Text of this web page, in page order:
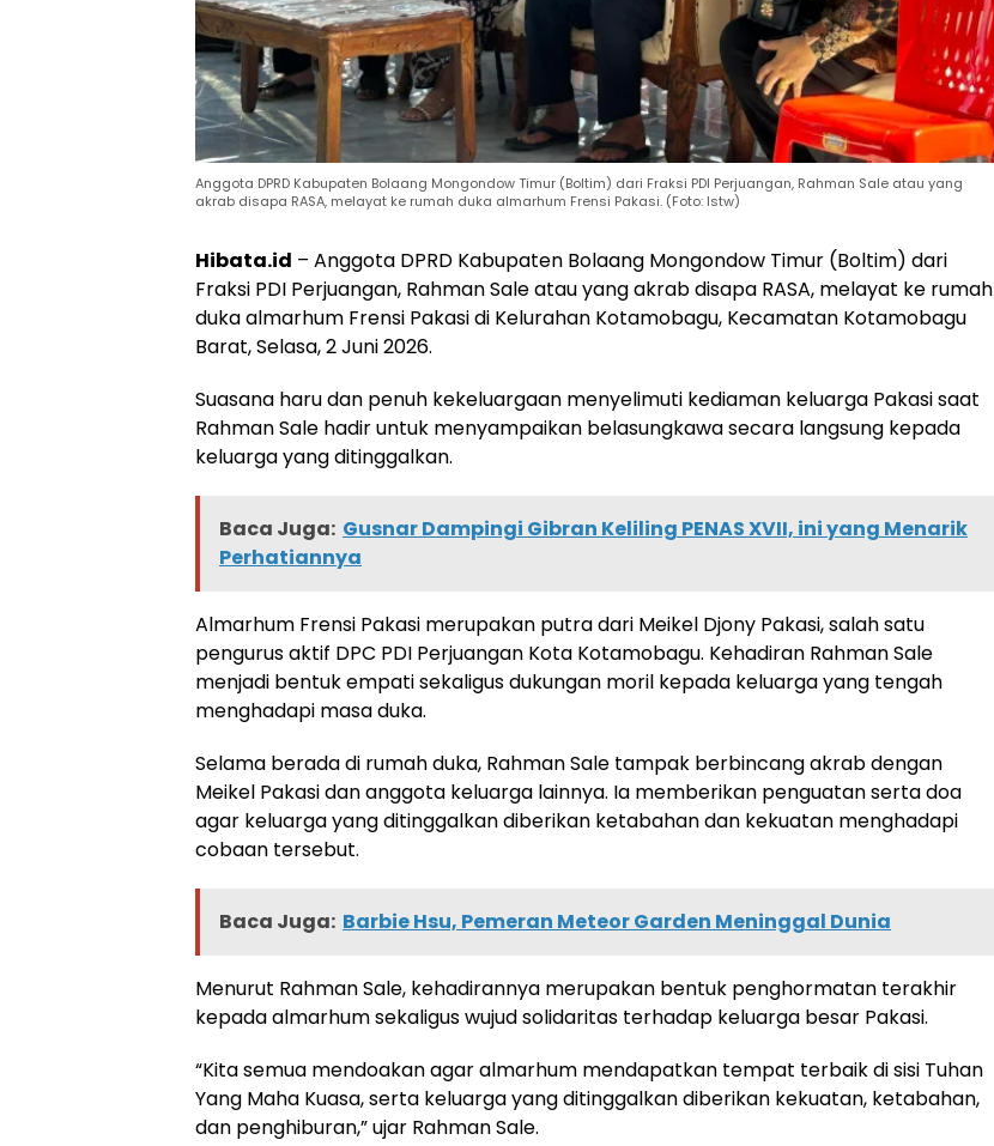
Anggota DPRD Kabupaten Bolaang Mongondow Timur (Boltim) dari Fraksi PDI Perjuangan, Rahman Sale atau yang
akrab disapa RASA, melayat ke rumah duka almarhum Frensi Pakasi. (Foto: Istw)
Hibata.id – Anggota DPRD Kabupaten Bolaang Mongondow Timur (Boltim) dari
Fraksi PDI Perjuangan, Rahman Sale atau yang akrab disapa RASA, melayat ke rumah
duka almarhum Frensi Pakasi di Kelurahan Kotamobagu, Kecamatan Kotamobagu
Barat, Selasa, 2 Juni 2026.
Suasana haru dan penuh kekeluargaan menyelimuti kediaman keluarga Pakasi saat
Rahman Sale hadir untuk menyampaikan belasungkawa secara langsung kepada
keluarga yang ditinggalkan.
Baca Juga: Gusnar Dampingi Gibran Keliling PENAS XVII, ini yang Menarik
Perhatiannya
Almarhum Frensi Pakasi merupakan putra dari Meikel Djony Pakasi, salah satu
pengurus aktif DPC PDI Perjuangan Kota Kotamobagu. Kehadiran Rahman Sale
menjadi bentuk empati sekaligus dukungan moril kepada keluarga yang tengah
menghadapi masa duka.
Selama berada di rumah duka, Rahman Sale tampak berbincang akrab dengan
Meikel Pakasi dan anggota keluarga lainnya. Ia memberikan penguatan serta doa
agar keluarga yang ditinggalkan diberikan ketabahan dan kekuatan menghadapi
cobaan tersebut.
Baca Juga: Barbie Hsu, Pemeran Meteor Garden Meninggal Dunia
Menurut Rahman Sale, kehadirannya merupakan bentuk penghormatan terakhir
kepada almarhum sekaligus wujud solidaritas terhadap keluarga besar Pakasi.
“Kita semua mendoakan agar almarhum mendapatkan tempat terbaik di sisi Tuhan
Yang Maha Kuasa, serta keluarga yang ditinggalkan diberikan kekuatan, ketabahan,
dan penghiburan,” ujar Rahman Sale.